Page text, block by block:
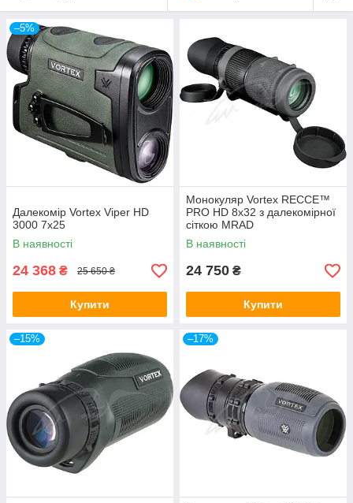
–5%
Далекомір Vortex Viper HD
3000 7х25
В наявності
24 368 ₴ 25 650 ₴
Купити
Монокуляр Vortex RECCE™
PRO HD 8х32 з далекомірної
сіткою MRAD
В наявності
24 750 ₴
Купити
–15% –17%